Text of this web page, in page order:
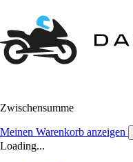
Zwischensumme
Meinen Warenkorb anzeigen
Loading...